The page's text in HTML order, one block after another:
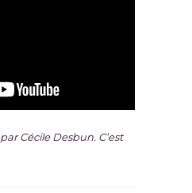
par Cécile Desbun. C’est